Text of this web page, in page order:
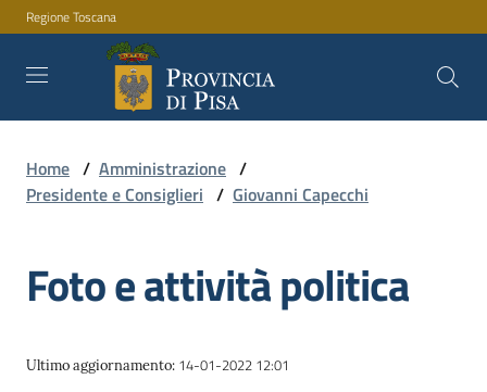
Vai al contenuto
Vai alla navigazione
Vai al footer
Regione Toscana
Amministrazione
Servizi
Novità
Home / Amministrazione /
Presidente e Consiglieri / Giovanni Capecchi
Foto e attività politica
Ultimo aggiornamento: 14-01-2022 12:01